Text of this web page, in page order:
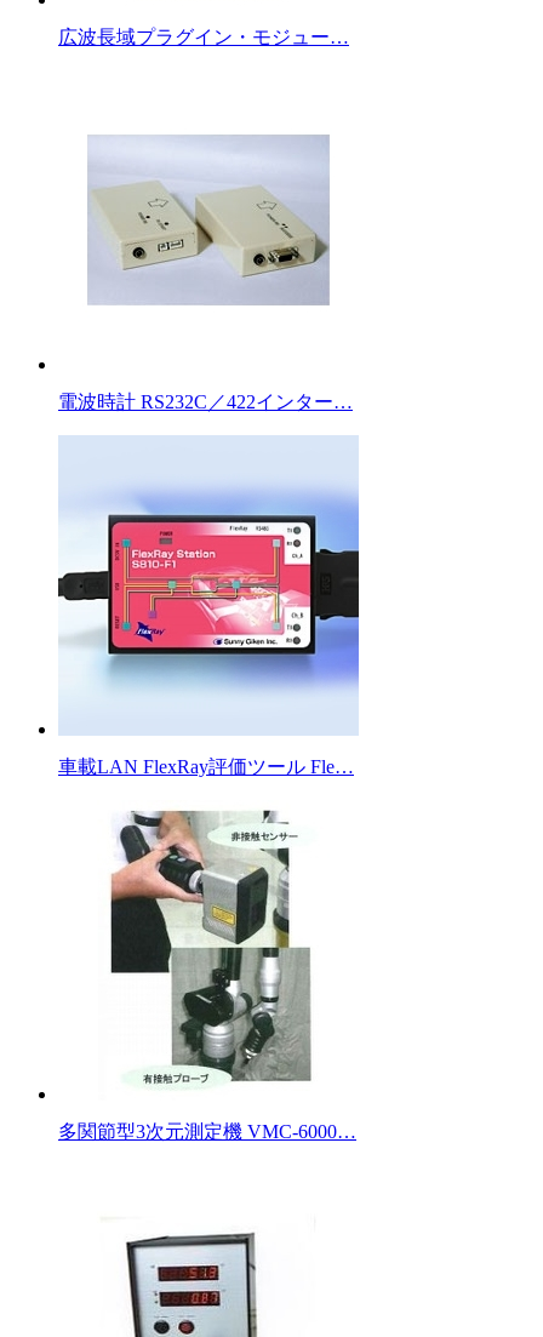
広波長域プラグイン・モジュー…
電波時計 RS232C／422インター…
車載LAN FlexRay評価ツール Fle…
多関節型3次元測定機 VMC-6000…